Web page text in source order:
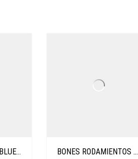
LIFE RUEDAS DOG BLUE CÓNICAS 53M BONES RODAMIENTOS RED